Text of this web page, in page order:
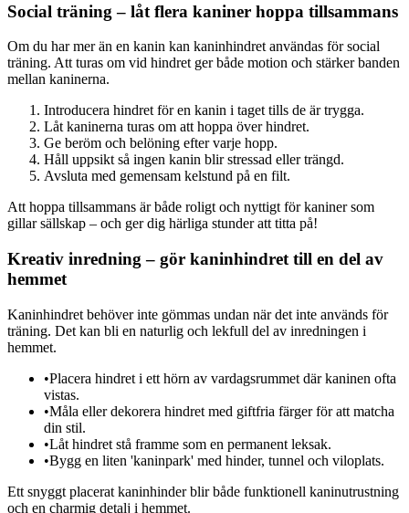
Social träning – låt flera kaniner hoppa tillsammans
Om du har mer än en kanin kan kaninhindret användas för social
träning. Att turas om vid hindret ger både motion och stärker banden
mellan kaninerna.
Introducera hindret för en kanin i taget tills de är trygga.
Låt kaninerna turas om att hoppa över hindret.
Ge beröm och belöning efter varje hopp.
Håll uppsikt så ingen kanin blir stressad eller trängd.
Avsluta med gemensam kelstund på en filt.
Att hoppa tillsammans är både roligt och nyttigt för kaniner som
gillar sällskap – och ger dig härliga stunder att titta på!
Kreativ inredning – gör kaninhindret till en del av
hemmet
Kaninhindret behöver inte gömmas undan när det inte används för
träning. Det kan bli en naturlig och lekfull del av inredningen i
hemmet.
•Placera hindret i ett hörn av vardagsrummet där kaninen ofta
vistas.
•Måla eller dekorera hindret med giftfria färger för att matcha
din stil.
•Låt hindret stå framme som en permanent leksak.
•Bygg en liten 'kaninpark' med hinder, tunnel och viloplats.
Ett snyggt placerat kaninhinder blir både funktionell kaninutrustning
och en charmig detalj i hemmet.